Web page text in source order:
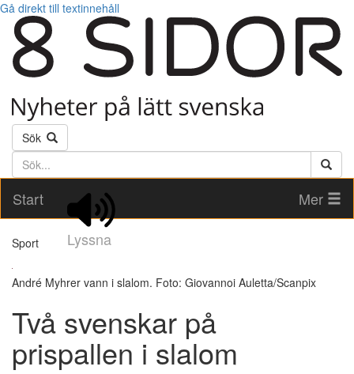
Gå direkt till textinnehåll
Sök
Söktext
Start
Lyssna
Mer
Sport
André Myhrer vann i slalom. Foto: Giovannoi Auletta/Scanpix
Två svenskar på
prispallen i slalom